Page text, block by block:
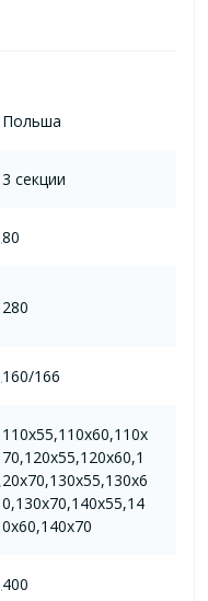
Польша
3 секции
80
280
160/166
110х55,110х60,110х
70,120х55,120х60,1
20х70,130х55,130х6
0,130х70,140х55,14
0х60,140х70
400